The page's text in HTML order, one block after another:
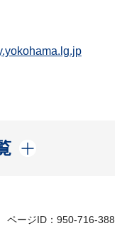
ページID：950-716-388